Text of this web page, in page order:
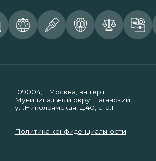
109004, г.Москва, вн.тер.г.
Муниципальный округ Таганский,
ул.Николоямская, д.40, стр.1
Политика конфиденциальности